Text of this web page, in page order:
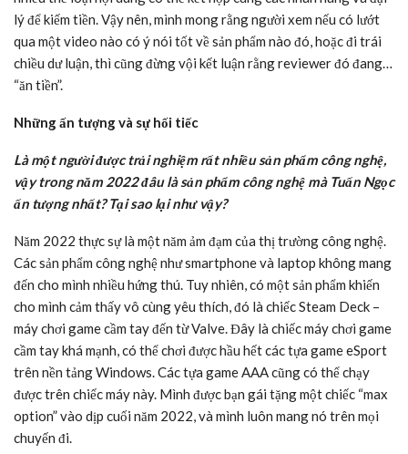
lý để kiếm tiền. Vậy nên, mình mong rằng người xem nếu có lướt
qua một video nào có ý nói tốt về sản phẩm nào đó, hoặc đi trái
chiều dư luận, thì cũng đừng vội kết luận rằng reviewer đó đang…
“ăn tiền”.
Những ấn tượng và sự hối tiếc
Là một người được trải nghiệm rất nhiều sản phẩm công nghệ,
vậy trong năm 2022 đâu là sản phẩm công nghệ mà Tuấn Ngọc
ấn tượng nhất? Tại sao lại như vậy?
Năm 2022 thực sự là một năm ảm đạm của thị trường công nghệ.
Các sản phẩm công nghệ như smartphone và laptop không mang
đến cho mình nhiều hứng thú. Tuy nhiên, có một sản phẩm khiến
cho mình cảm thấy vô cùng yêu thích, đó là chiếc Steam Deck –
máy chơi game cầm tay đến từ Valve. Đây là chiếc máy chơi game
cầm tay khá mạnh, có thể chơi được hầu hết các tựa game eSport
trên nền tảng Windows. Các tựa game AAA cũng có thể chạy
được trên chiếc máy này. Mình được bạn gái tặng một chiếc “max
option” vào dịp cuối năm 2022, và mình luôn mang nó trên mọi
chuyến đi.